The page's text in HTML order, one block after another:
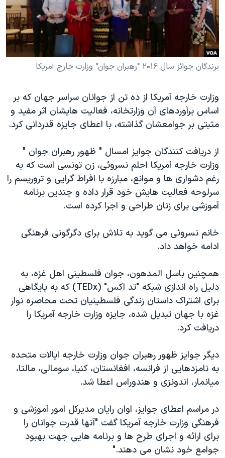
فرهنگ و زندگی
حقوق شهروندی
اقتصادی
علم و فناوری
گالری عکس
آرشیو پخش زنده
مستندها
انتخابات ریاست جمهوری آمریکا ۲۰۲۴
حمله جمهوری اسلامی به اسرائیل
رمز مهسا
اعتراضات زن، زندگی، آزادی
مجموعه مستندهای دادخواهی
دادگاه حمید نوری
چهل سال گروگان‌گیری
قانون شفافیت دارائی کادر رهبری ایران
اعتراضات مردمی آبان ۹۸
نرگس محمدی برنده جایزه نوبل صلح
صفحه‌های ویژه
سفر پرزیدنت ترامپ به چین
دنبال کنید
برندگان جوائز سال ۲۰۱۶ "رهبران جوان" وزارت خارج آمریکا
وزارت خارجه آمریکا از ده تن از جوانان سراسر جهان که بر
اساس برآوردهای آن وزارتخانه، فعالیت هایشان اثر مفید و
مثبتی بر جوامعشان گذاشته، با اعطای جایزه قدردانی کرد.
از دریافت کنندگان جوایز امسال " ظهور رهبران جوان "
وزارت خارجه آمریکا احلم نسروئی، زن تونسی است که به
رغم دشواری ها و موانع، مبارزه با افراط گرایی و تروریسم را
سرلوحه فعالیت هایش خود قرار داده و چندین برنامه
آموزشی برای زنان طراحی و اجرا کرده است.
خانم نسروئی می گوید به تلاش برای دگرگونی فرهنگی
ادامه خواهد داد.
همچنین باسل المدهون، جوان فلسطینی اهل غزه، به
دلیل راه اندازی شبکه "تد اکس" (TEDx) که به پایگاهی
برای اشتراک داستان زندگی فلسطینیان تحت محاصره نوار
غزه با جهان تبدیل شده، جایزه وزارت خارجه آمریکا را
دریافت کرد.
دیگر جوایز ظهور رهبران جوان وزارت خارجه ایالات متحده
به نامزدهایی از فرانسه، افغانستان، کنیا، سومالی، مالتا،
میانمار، اندونزی و هندوراس اعطا شد.
در مراسم اعطای جوایز، اوان رایان مدیرکل امور آموزشی و
فرهنگی وزارت خارجه آمریکا گفت "آنها قدرت جوانان را
برای ارائه و اجرای طرح ها و برنامه هایی جهت بهبود
جوامع خود نشان می دهند."